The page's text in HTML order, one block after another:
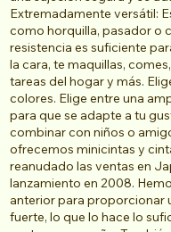
Extremadamente versátil:
como horquilla, pasador o
resistencia es suficiente
la cara, te maquillas,
tareas del hogar y más.
colores. Elige entre una
para que se adapte a tu
combinar con niños o
ofrecemos minicintas y
reanudado las ventas en
lanzamiento en 2008.
anterior para proporcionar
fuerte, lo que lo hace lo